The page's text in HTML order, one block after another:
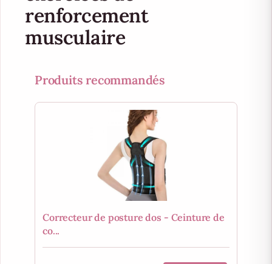
renforcement
musculaire
Produits recommandés
Correcteur de posture dos - Ceinture de
co...